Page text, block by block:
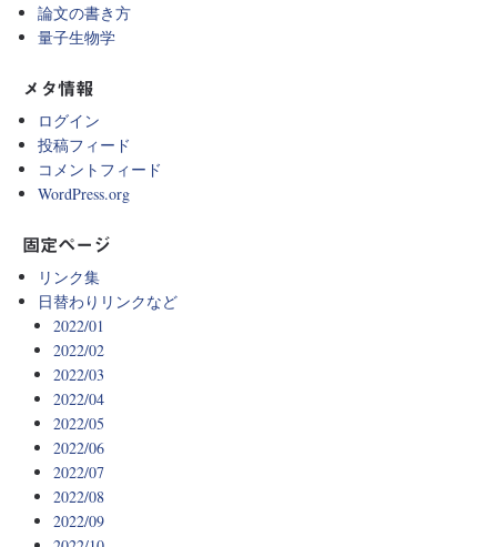
論文の書き方
量子生物学
メタ情報
ログイン
投稿フィード
コメントフィード
WordPress.org
固定ページ
リンク集
日替わりリンクなど
2022/01
2022/02
2022/03
2022/04
2022/05
2022/06
2022/07
2022/08
2022/09